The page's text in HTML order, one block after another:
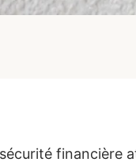
financière